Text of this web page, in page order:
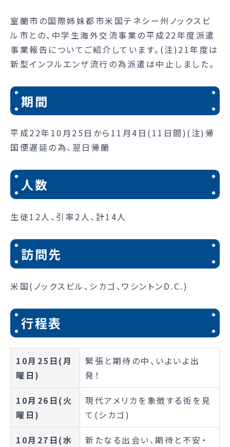
室蘭市の国際姉妹都市米国テネシー州ノックスビ
ル市との、中学生海外交流事業の平成22年度派遣
事業報告についてご紹介しています。(注)21年度は
新型インフルエンザ流行の為派遣は中止しました。
期間
平成22年10月25日から11月4日(11日間)(注)帰
国便遅延の為、翌日帰蘭
人数
生徒12人、引率2人、計14人
訪問先
米国(ノックスビル、シカゴ、ワシントンD.C.)
行程表
10月25日(月
曜日)
緊張と期待の中、いよいよ出
発！
10月26日(火
曜日)
現代アメリカを象徴する街を見
て(シカゴ)
10月27日(水
新たなる出会い、期待と不安・